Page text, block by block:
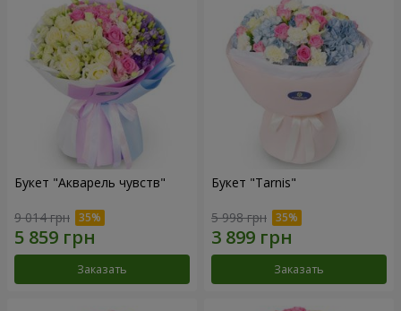
Букет "Акварель чувств"
9 014 грн
Заказать
Букет "Tarnis"
5 998 грн
Заказать